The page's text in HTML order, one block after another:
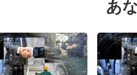
あ